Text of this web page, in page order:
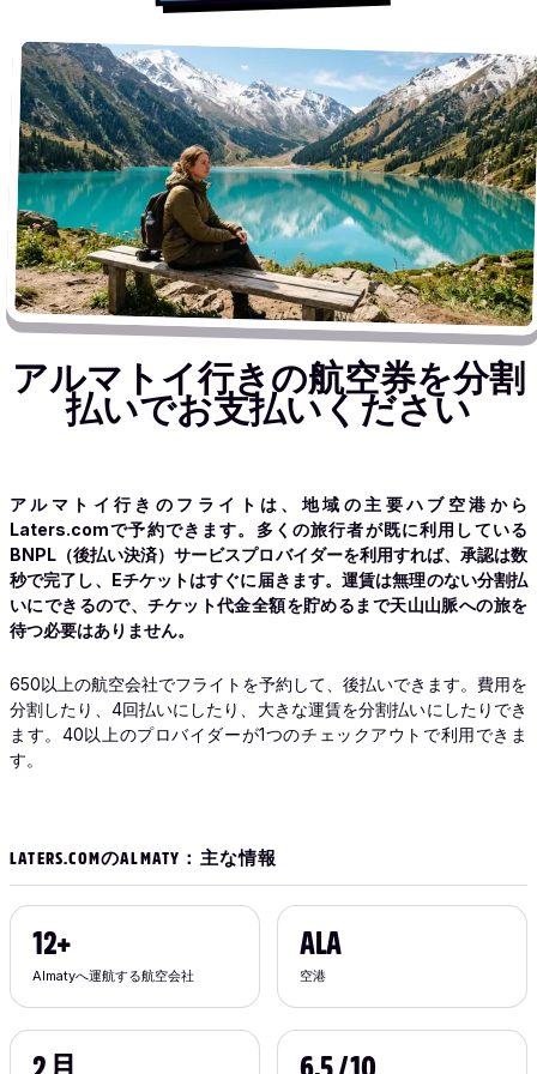
アルマトイ行きの航空券を分割
払いでお支払いください
アルマトイ行きのフライトは、地域の主要ハブ空港から
Laters.comで予約できます。多くの旅行者が既に利用している
BNPL（後払い決済）サービスプロバイダーを利用すれば、承認は数
秒で完了し、Eチケットはすぐに届きます。運賃は無理のない分割払
いにできるので、チケット代金全額を貯めるまで天山山脈への旅を
待つ必要はありません。
650以上の航空会社でフライトを予約して、後払いできます。費用を
分割したり、4回払いにしたり、大きな運賃を分割払いにしたりでき
ます。40以上のプロバイダーが1つのチェックアウトで利用できま
す。
LATERS.COMのALMATY：主な情報
Almatyへ運航する航空会社
12+
空港
ALA